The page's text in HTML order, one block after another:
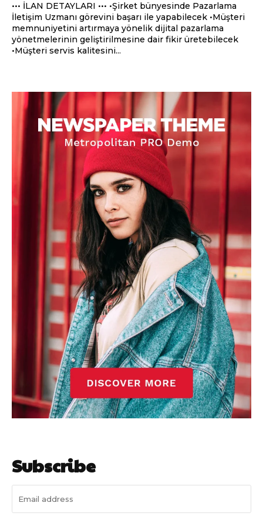
••• İLAN DETAYLARI ••• •Şirket bünyesinde Pazarlama
İletişim Uzmanı görevini başarı ile yapabilecek •Müşteri
memnuniyetini artırmaya yönelik dijital pazarlama
yönetmelerinin geliştirilmesine dair fikir üretebilecek
•Müşteri servis kalitesini...
Subscribe